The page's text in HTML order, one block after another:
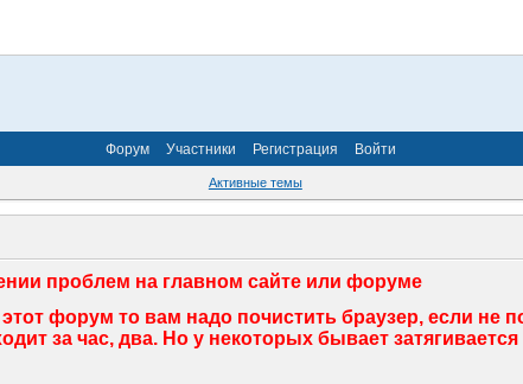
Форум Участники Регистрация Войти
Активные темы
проблем на главном сайте или форуме
форум то вам надо почистить браузер, если не
за час, два. Но у некоторых бывает затягивается